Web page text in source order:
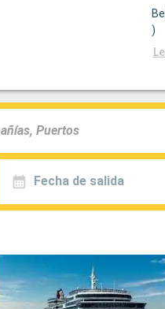
)
Fecha de salida